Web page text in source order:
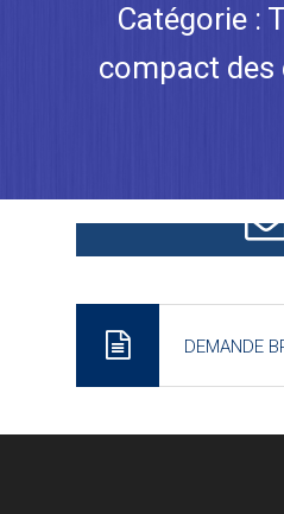
Catégorie :
compact des
DEMANDE